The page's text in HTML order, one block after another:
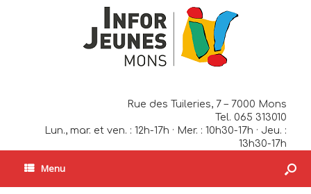
Rue des Tuileries, 7 – 7000 Mons
Tel. 065 313010
Lun., mar. et ven. : 12h-17h · Mer. : 10h30-17h · Jeu. :
13h30-17h
Menu